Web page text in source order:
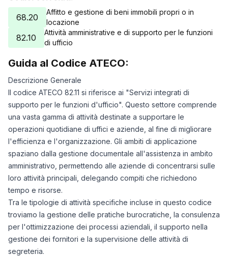
68.20
Affitto e gestione di beni immobili propri o in
locazione
82.10
Attività amministrative e di supporto per le funzioni
di ufficio
Guida al Codice ATECO:
Descrizione Generale
Il codice ATECO 82.11 si riferisce ai "Servizi integrati di
supporto per le funzioni d'ufficio". Questo settore comprende
una vasta gamma di attività destinate a supportare le
operazioni quotidiane di uffici e aziende, al fine di migliorare
l'efficienza e l'organizzazione. Gli ambiti di applicazione
spaziano dalla gestione documentale all'assistenza in ambito
amministrativo, permettendo alle aziende di concentrarsi sulle
loro attività principali, delegando compiti che richiedono
tempo e risorse.
Tra le tipologie di attività specifiche incluse in questo codice
troviamo la gestione delle pratiche burocratiche, la consulenza
per l'ottimizzazione dei processi aziendali, il supporto nella
gestione dei fornitori e la supervisione delle attività di
segreteria.